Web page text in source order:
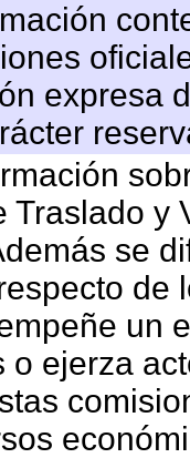
expresa
Traslado y
se
de
un
o ejerza